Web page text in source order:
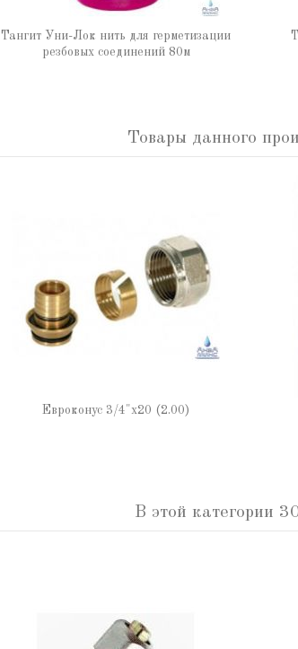
Тангит Уни-Лок нить для герметизации
резбовых соединений 80м
Товары данного
Евроконус 3/4"х20 (2.00)
В этой категории